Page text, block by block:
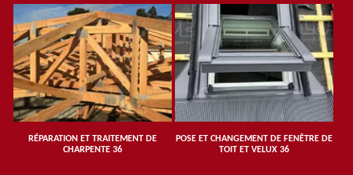
RÉPARATION ET TRAITEMENT DE
CHARPENTE 36
POSE ET CHANGEMENT DE FENÊTRE DE
TOIT ET VELUX 36